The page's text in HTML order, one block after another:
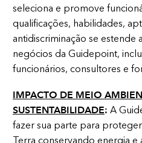
seleciona e promove
qualificações, habilidades,
antidiscriminação se estende
negócios da Guidepoint,
funcionários, consultores e
IMPACTO DE MEIO
SUSTENTABILIDADE: A
fazer sua parte para
Terra conservando energia e